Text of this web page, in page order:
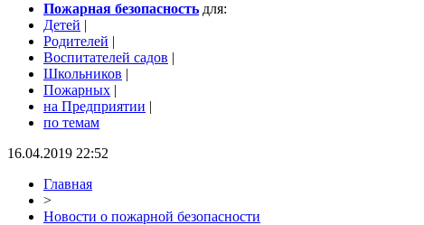
Пожарная безопасность для:
Детей |
Родителей |
Воспитателей садов |
Школьников |
Пожарных |
на Предприятии |
по темам
16.04.2019 22:52
Главная
>
Новости о пожарной безопасности